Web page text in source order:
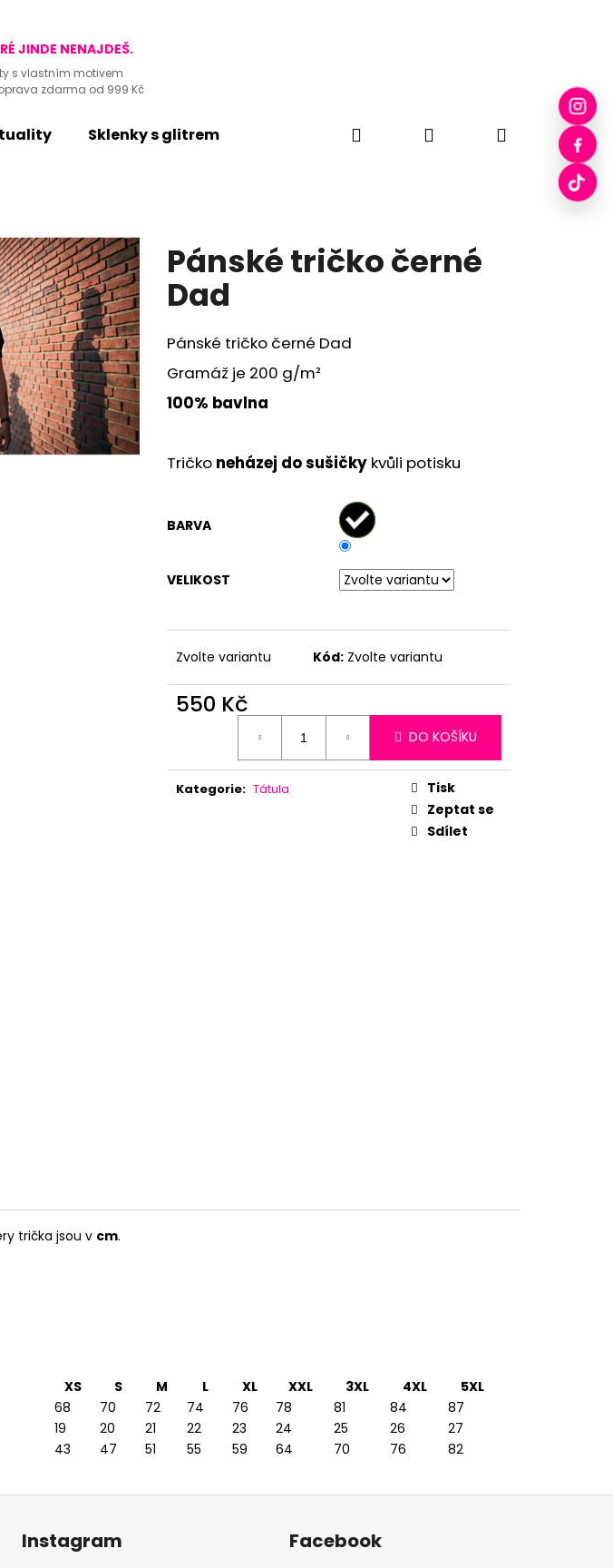
JINDE NENAJDEŠ.
s vlastním motivem
zdarma od 999 Kč
Sklenky s glitrem Plátěné tašky Drobci Pecka Skleničky
Hledat PřihlášeníNákupní
Pánské tričko černé
Dad
Pánské tričko černé Dad
Gramáž je 200 g/m²
100% bavlna
Tričko neházej do sušičky kvůli potisku
BARVA
VELIKOST
Zvolte variantu Kód: Zvolte variantu
550 Kč
DO KOŠÍKU
Kategorie: Tátula
Tisk
Zeptat se
Sdílet
trička jsou v cm.
XS S M L XL XXL 3XL 4XL
5XL
68 70 72 74 76 78 81 84
87
19 20 21 22 23 24 25 26
27
43 47 51 55 59 64 70 76 82
Instagram Facebook